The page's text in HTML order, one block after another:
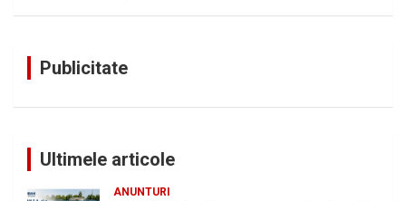
Publicitate
Ultimele articole
ANUNTURI